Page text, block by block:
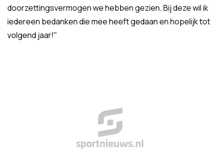
doorzettingsvermogen we hebben gezien. Bij deze wil ik
iedereen bedanken die mee heeft gedaan en hopelijk tot
volgend jaar!"